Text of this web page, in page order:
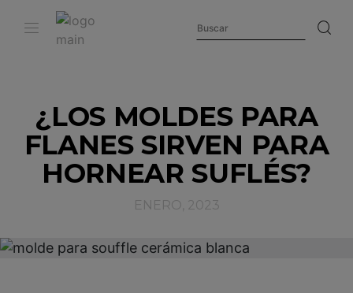
¿LOS MOLDES PARA
FLANES SIRVEN PARA
HORNEAR SUFLÉS?
ENERO, 2023